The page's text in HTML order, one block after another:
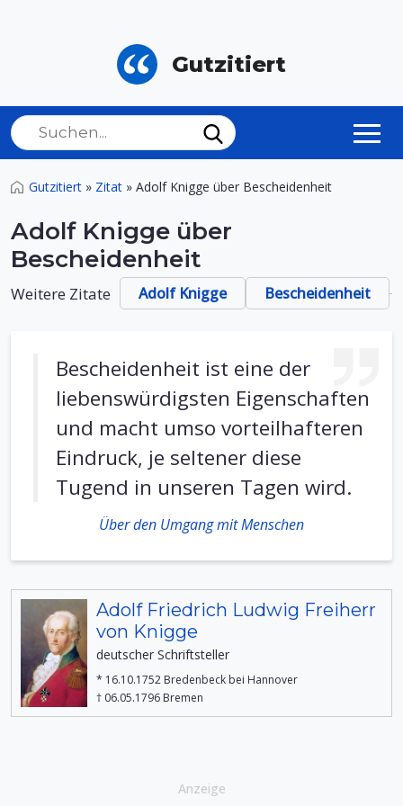
Gutzitiert
Gutzitiert » Zitat » Adolf Knigge über Bescheidenheit
Adolf Knigge über
Bescheidenheit
Weitere Zitate Adolf Knigge Bescheidenheit
Bescheidenheit ist eine der
liebenswürdigsten Eigenschaften
und macht umso vorteilhafteren
Eindruck, je seltener diese
Tugend in unseren Tagen wird.
Über den Umgang mit Menschen
Adolf Friedrich Ludwig Freiherr
von Knigge
deutscher Schriftsteller
* 16.10.1752 Bredenbeck bei Hannover
† 06.05.1796 Bremen
Anzeige